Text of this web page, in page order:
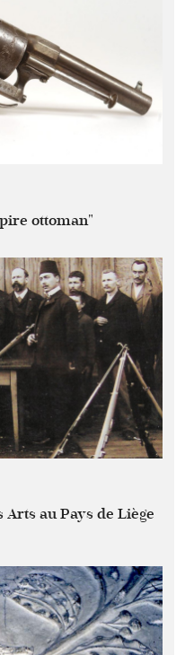
ottoman"
Arts au Pays de Liège